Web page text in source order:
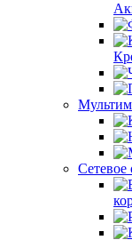
Сетевое